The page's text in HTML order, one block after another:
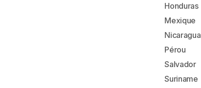
Honduras
Mexique
Nicaragua
Pérou
Salvador
Suriname